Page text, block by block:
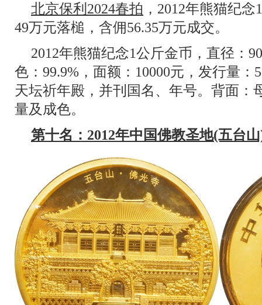
北京保利2024春拍 ，2012年熊猫纪
49万元落槌，含佣56.35万元成交。
2012年熊猫纪念1公斤金币，直径：
色：99.9%，面额：10000元，发行量
天坛祈年殿，并刊国名、年号。背面：
量及成色。
第十名：2012年中国佛教圣地(五台